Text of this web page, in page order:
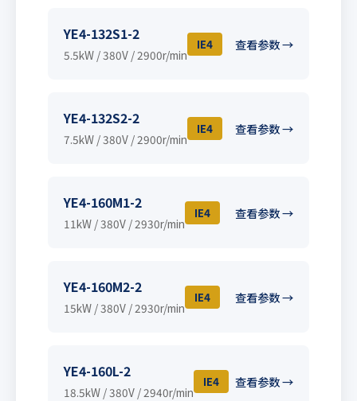
YE4-132S1-2
5.5kW / 380V / 2900r/min
IE4 查看参数 →
YE4-132S2-2
7.5kW / 380V / 2900r/min
IE4 查看参数 →
YE4-160M1-2
11kW / 380V / 2930r/min
IE4 查看参数 →
YE4-160M2-2
15kW / 380V / 2930r/min
IE4 查看参数 →
YE4-160L-2
18.5kW / 380V / 2940r/min
IE4 查看参数 →